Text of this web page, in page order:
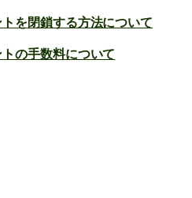
を閉鎖する方法について
の手数料について